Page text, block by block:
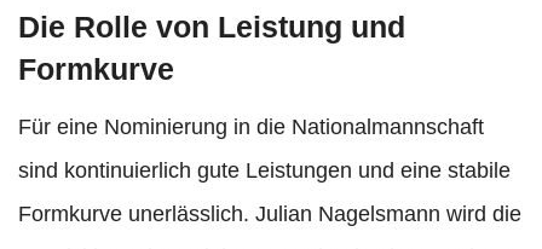
Die Rolle von Leistung und
Formkurve
Für eine Nominierung in die Nationalmannschaft
sind kontinuierlich gute Leistungen und eine stabile
Formkurve unerlässlich. Julian Nagelsmann wird die